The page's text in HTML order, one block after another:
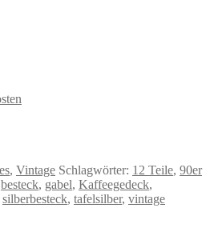
, Vintage Schlagwörter: 12 Teile, 90er
besteck, gabel, Kaffeegedeck,
silberbesteck, tafelsilber, vintage